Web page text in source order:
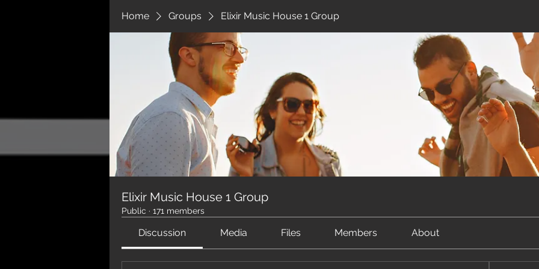
Home Groups Elixir Music House 1 Group
Elixir Music House 1 Group
Public · 171 members
Discussion Media Files Members About